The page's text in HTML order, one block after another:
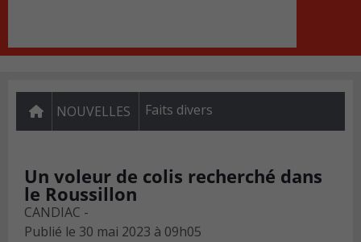
NOUVELLES Faits divers
Un voleur de colis recherché dans
le Roussillon
CANDIAC -
Publié le 30 mai 2023 à 09h05